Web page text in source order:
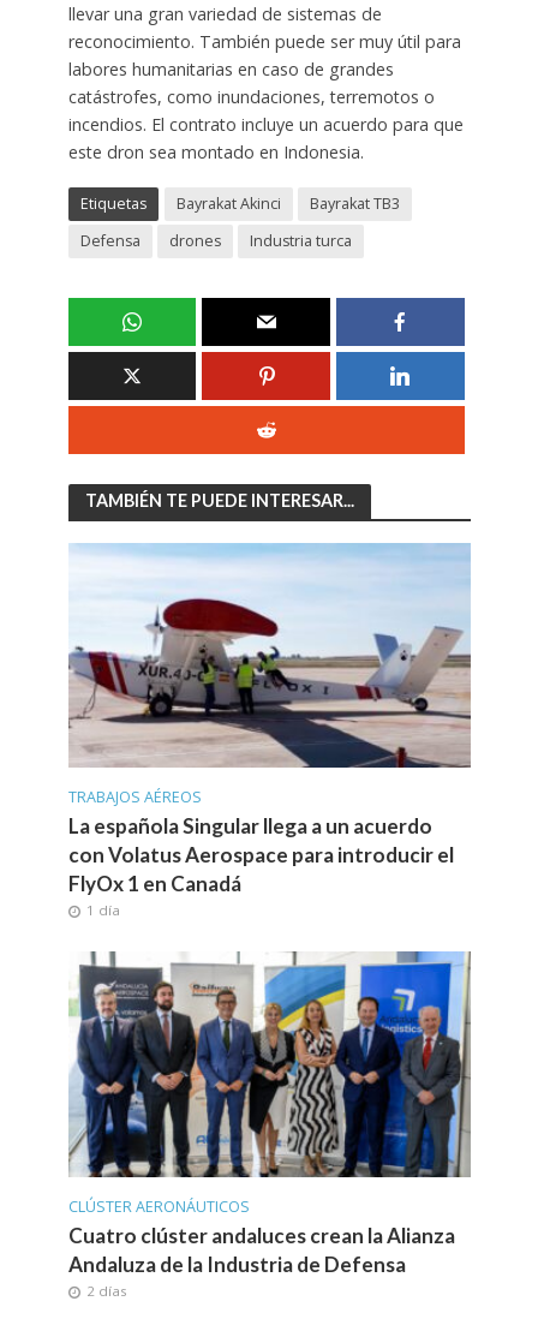
llevar una gran variedad de sistemas de
reconocimiento. También puede ser muy útil para
labores humanitarias en caso de grandes
catástrofes, como inundaciones, terremotos o
incendios. El contrato incluye un acuerdo para que
este dron sea montado en Indonesia.
Etiquetas Bayrakat Akinci
Bayrakat TB3
Defensa
drones Industria turca
TAMBIÉN TE PUEDE INTERESAR...
TRABAJOS AÉREOS
La española Singular llega a un acuerdo
con Volatus Aerospace para introducir el
FlyOx 1 en Canadá
1 día
CLÚSTER AERONÁUTICOS
Cuatro clúster andaluces crean la Alianza
Andaluza de la Industria de Defensa
2 días